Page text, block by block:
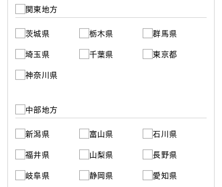
関東地方
茨城県 栃木県 群馬県
埼玉県 千葉県 東京都
神奈川県
中部地方
新潟県 富山県 石川県
福井県 山梨県 長野県
岐阜県 静岡県 愛知県